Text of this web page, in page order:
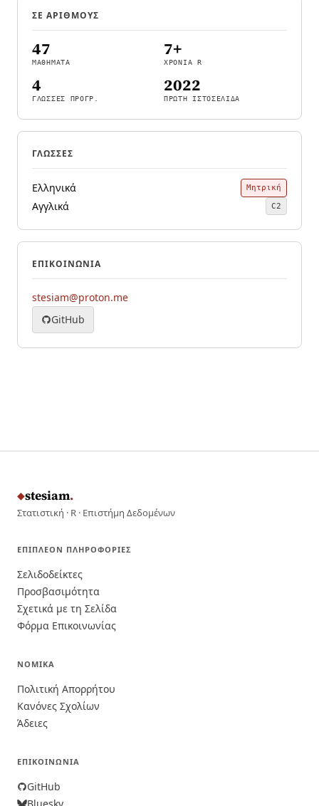
ΣΕ ΑΡΙΘΜΟΎΣ
47
ΜΑΘΉΜΑΤΑ
7+
ΧΡΌΝΙΑ R
4
ΓΛΏΣΣΕΣ ΠΡΟΓΡ.
2022
ΠΡΏΤΗ ΙΣΤΟΣΕΛΊΔΑ
ΓΛΏΣΣΕΣ
Ελληνικά Μητρική
Αγγλικά C2
ΕΠΙΚΟΙΝΩΝΊΑ
stesiam@proton.me
GitHub
◆stesiam.
Στατιστική · R · Επιστήμη Δεδομένων
ΕΠΙΠΛΈΟΝ ΠΛΗΡΟΦΟΡΊΕΣ
Σελιδοδείκτες
Προσβασιμότητα
Σχετικά με τη Σελίδα
Φόρμα Επικοινωνίας
ΝΟΜΙΚΆ
Πολιτική Απορρήτου
Κανόνες Σχολίων
Άδειες
ΕΠΙΚΟΙΝΩΝΊΑ
GitHub
Bluesky